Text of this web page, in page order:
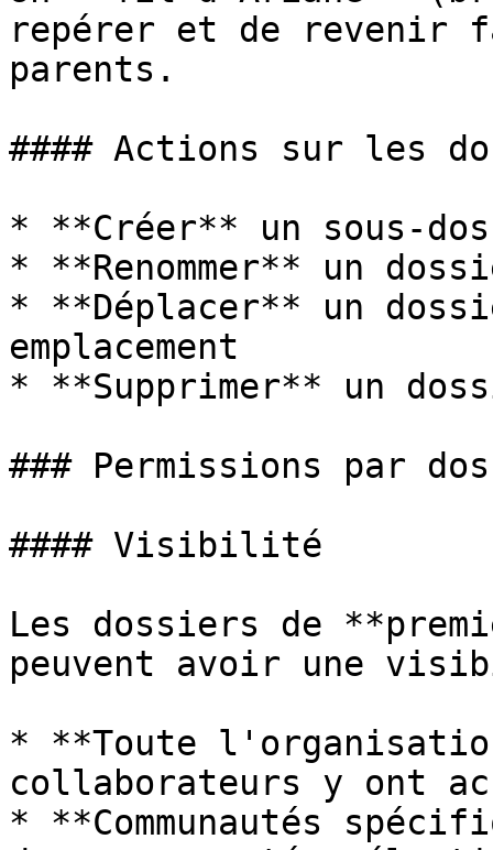
repérer et de revenir
parents.
#### Actions sur les
* **Créer** un sous-
* **Renommer** un
* **Déplacer** un
emplacement
* **Supprimer** un
### Permissions par
#### Visibilité
Les dossiers de
peuvent avoir une
* **Toute
collaborateurs y ont
* **Communautés